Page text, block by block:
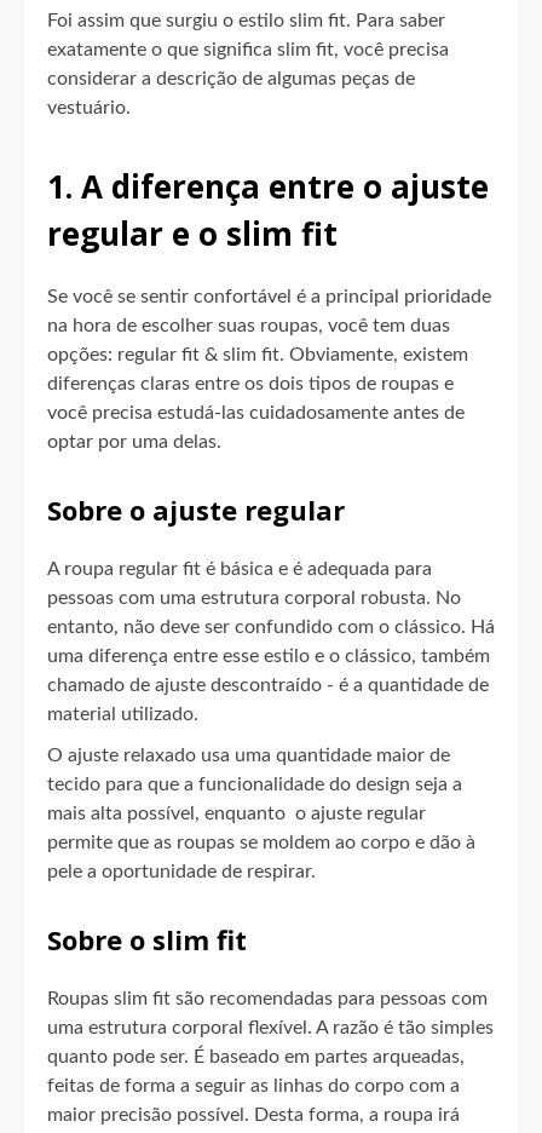
Foi assim que surgiu o estilo slim fit. Para saber
exatamente o que significa slim fit, você precisa
considerar a descrição de algumas peças de
vestuário.
1. A diferença entre o ajuste
regular e o slim fit
Se você se sentir confortável é a principal prioridade
na hora de escolher suas roupas, você tem duas
opções: regular fit & slim fit. Obviamente, existem
diferenças claras entre os dois tipos de roupas e
você precisa estudá-las cuidadosamente antes de
optar por uma delas.
Sobre o ajuste regular
A roupa regular fit é básica e é adequada para
pessoas com uma estrutura corporal robusta. No
entanto, não deve ser confundido com o clássico. Há
uma diferença entre esse estilo e o clássico, também
chamado de ajuste descontraído - é a quantidade de
material utilizado.
O ajuste relaxado usa uma quantidade maior de
tecido para que a funcionalidade do design seja a
mais alta possível, enquanto o ajuste regular
permite que as roupas se moldem ao corpo e dão à
pele a oportunidade de respirar.
Sobre o slim fit
Roupas slim fit são recomendadas para pessoas com
uma estrutura corporal flexível. A razão é tão simples
quanto pode ser. É baseado em partes arqueadas,
feitas de forma a seguir as linhas do corpo com a
maior precisão possível. Desta forma, a roupa irá